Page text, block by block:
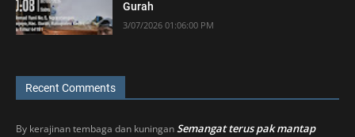
Gurah
3/07/2026 01:06:00 PM
Recent Comments
By kerajinan tembaga dan kuninganSemangat terus pak mantap